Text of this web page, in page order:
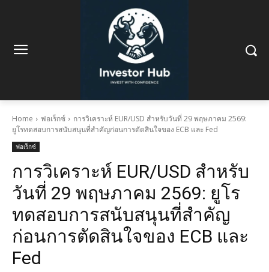
Home ฟอเร็กซ์
การวิเคราะห์ EUR/USD สำหรับวันที่ 29 พฤษภาคม 2569:
ยูโรทดสอบการสนับสนุนที่สำคัญก่อนการตัดสินใจของ ECB และ Fed
ฟอเร็กซ์
การวิเคราะห์ EUR/USD สำหรับ
วันที่ 29 พฤษภาคม 2569: ยูโร
ทดสอบการสนับสนุนที่สำคัญ
ก่อนการตัดสินใจของ ECB และ
Fed